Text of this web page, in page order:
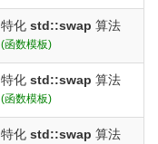
特化 std::swap 算法
(函数模板)
特化 std::swap 算法
(函数模板)
特化 std::swap 算法